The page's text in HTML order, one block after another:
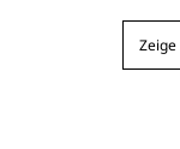
Zeige